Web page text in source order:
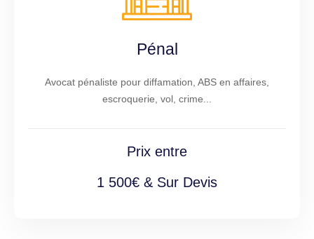
Pénal
Avocat pénaliste pour diffamation, ABS en affaires,
escroquerie, vol, crime...
Prix entre
1 500€ & Sur Devis